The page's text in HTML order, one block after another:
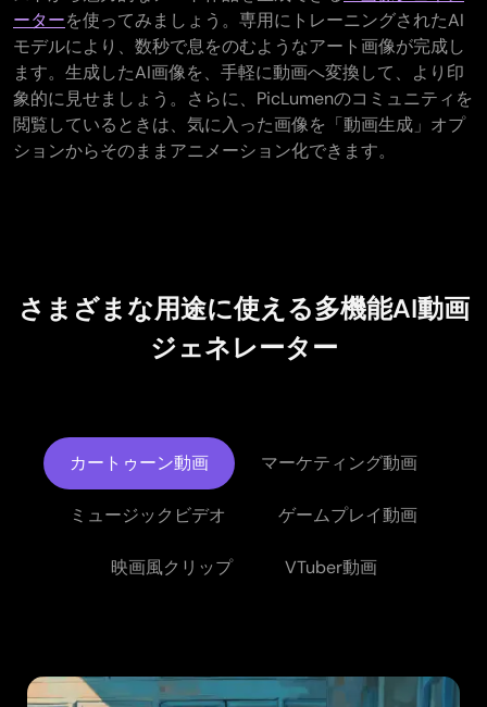
ーターを使ってみましょう。専用にトレーニングされたAI
モデルにより、数秒で息をのむようなアート画像が完成し
ます。生成したAI画像を、手軽に動画へ変換して、より印
象的に見せましょう。さらに、PicLumenのコミュニティを
閲覧しているときは、気に入った画像を「動画生成」オプ
ションからそのままアニメーション化できます。
さまざまな用途に使える多機能AI動画
ジェネレーター
カートゥーン動画 マーケティング動画
ミュージックビデオ ゲームプレイ動画
映画風クリップ VTuber動画